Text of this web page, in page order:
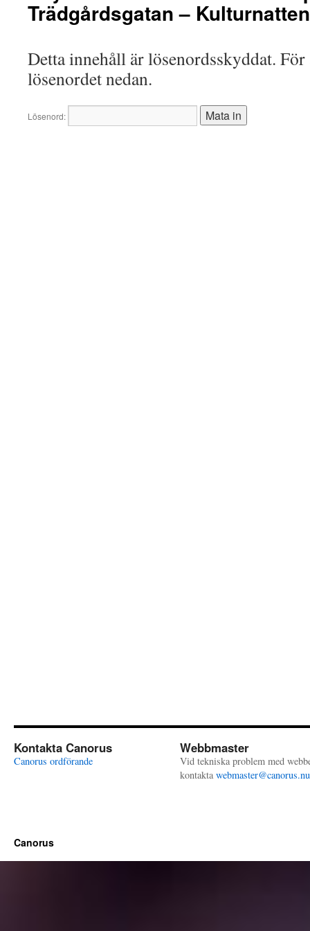
Trädgårdsgatan –
Detta innehåll är lösenordsskyddat. För
lösenordet nedan.
Lösenord:
Kontakta Canorus
Canorus ordförande
Webbmaster
Vid tekniska problem med
kontakta
Canorus